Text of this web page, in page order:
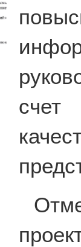
счет